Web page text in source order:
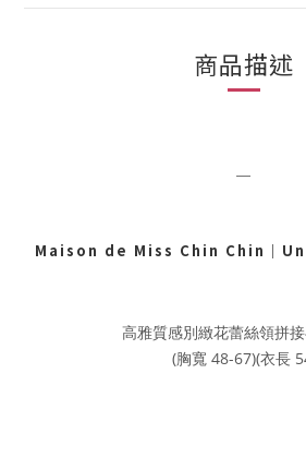
商品描述
Maison de Miss Chin Chin ｜
高雅質感別緻花蕾絲領拼
(胸寬 48-67)(衣長